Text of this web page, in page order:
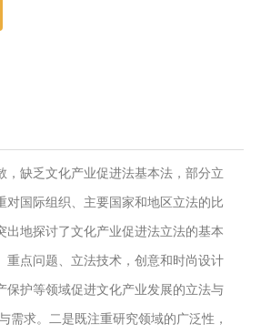
缺乏文化产业促进法基本法，部分立
国际组织、主要国家和地区立法的比
地探讨了文化产业促进法立法的基本
重点问题、立法技术，创意和时尚设计
保护等领域促进文化产业发展的立法与
求。二是既注重研究领域的广泛性，